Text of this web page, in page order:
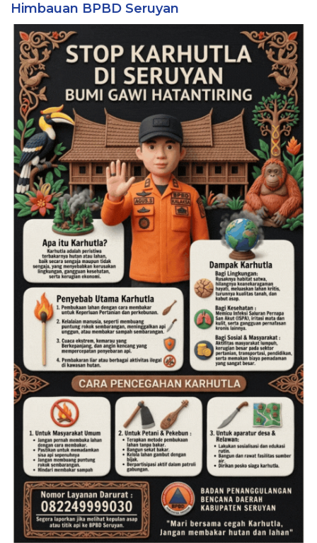
Himbauan BPBD Seruyan